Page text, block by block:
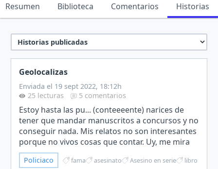
Resumen Biblioteca Comentarios Historias
Geolocalizas
Enviada el 19 sept 2022, 18:12h
25 lecturas
5 comentarios
Estoy hasta las pu... (conteeeente) narices de
tener que mandar manuscritos a concursos y no
conseguir nada. Mis relatos no son interesantes
porque no vivos cosas que contar. Uy, me mira
raro ese señor. Mierda, he vuelto a hablar en
alto.- Le…
Policiaco fama asesinato Asesino en serie libro